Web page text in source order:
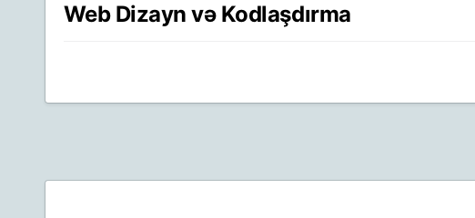
Web Dizayn və Kodlaşdırma